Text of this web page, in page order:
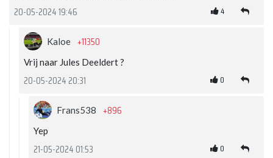
20-05-2024 19:46 4
Kaloe +11350
Vrij naar Jules Deeldert ?
20-05-2024 20:31 0
Frans538 +896
Yep
21-05-2024 01:53 0